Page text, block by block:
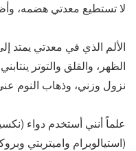
لا تستطيع معدتي هضمه،
الألم الذي في معدتي يمتد
الظهر، والقلق والتوتر
نزول وزني، وذهاب النوم
(استيالوبرام واميتربتي